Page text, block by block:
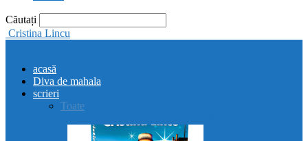
Căutați
Cristina Lincu
acasă
Diva de mahala
scrieri
Toate